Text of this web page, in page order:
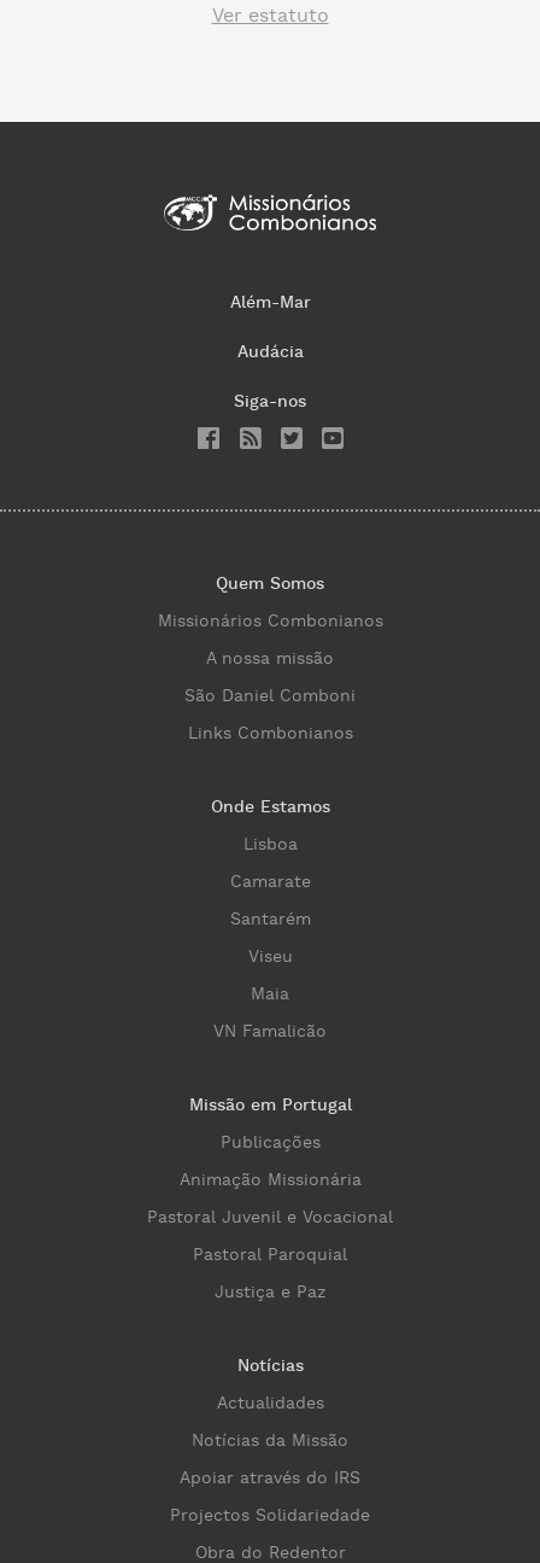
Ver estatuto
Além-Mar
Audácia
Siga-nos
Quem Somos
Missionários Combonianos
A nossa missão
São Daniel Comboni
Links Combonianos
Onde Estamos
Lisboa
Camarate
Santarém
Viseu
Maia
VN Famalicão
Missão em Portugal
Publicações
Animação Missionária
Pastoral Juvenil e Vocacional
Pastoral Paroquial
Justiça e Paz
Notícias
Actualidades
Notícias da Missão
Apoiar através do IRS
Projectos Solidariedade
Obra do Redentor